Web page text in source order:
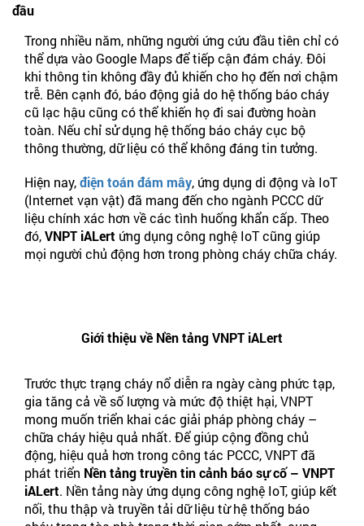
đầu
Trong nhiều năm, những người ứng cứu đầu tiên chỉ có
thể dựa vào Google Maps để tiếp cận đám cháy. Đôi
khi thông tin không đầy đủ khiến cho họ đến nơi chậm
trễ. Bên cạnh đó, báo động giả do hệ thống báo cháy
cũ lạc hậu cũng có thể khiến họ đi sai đường hoàn
toàn. Nếu chỉ sử dụng hệ thống báo cháy cục bộ
thông thường, dữ liệu có thể không đáng tin tưởng.
Hiện nay,điện toán đám mây, ứng dụng di động và IoT
(Internet vạn vật) đã mang đến cho ngành PCCC dữ
liệu chính xác hơn về các tình huống khẩn cấp. Theo
đó,VNPT iALert ứng dụng công nghệ IoT cũng giúp
mọi người chủ động hơn trong phòng cháy chữa cháy.
Giới thiệu về Nền tảng VNPT iALert
Trước thực trạng cháy nổ diễn ra ngày càng phức tạp,
gia tăng cả về số lượng và mức độ thiệt hại, VNPT
mong muốn triển khai các giải pháp phòng cháy –
chữa cháy hiệu quả nhất. Để giúp cộng đồng chủ
động, hiệu quả hơn trong công tác PCCC, VNPT đã
phát triển Nền tảng truyền tin cảnh báo sự cố – VNPT
iALert. Nền tảng này ứng dụng công nghệ IoT, giúp kết
nối, thu thập và truyền tải dữ liệu từ hệ thống báo